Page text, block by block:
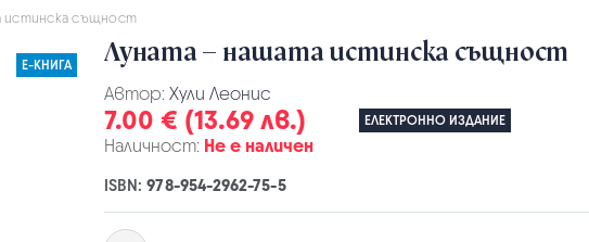
истинска същност
Е-КНИГА Луната – нашата истинска същност
Автор: Хули Леонис
7.00 € (13.69 лв.) ЕЛЕКТРОННО ИЗДАНИЕ
Наличност: Не е наличен
ISBN:978-954-2962-75-5